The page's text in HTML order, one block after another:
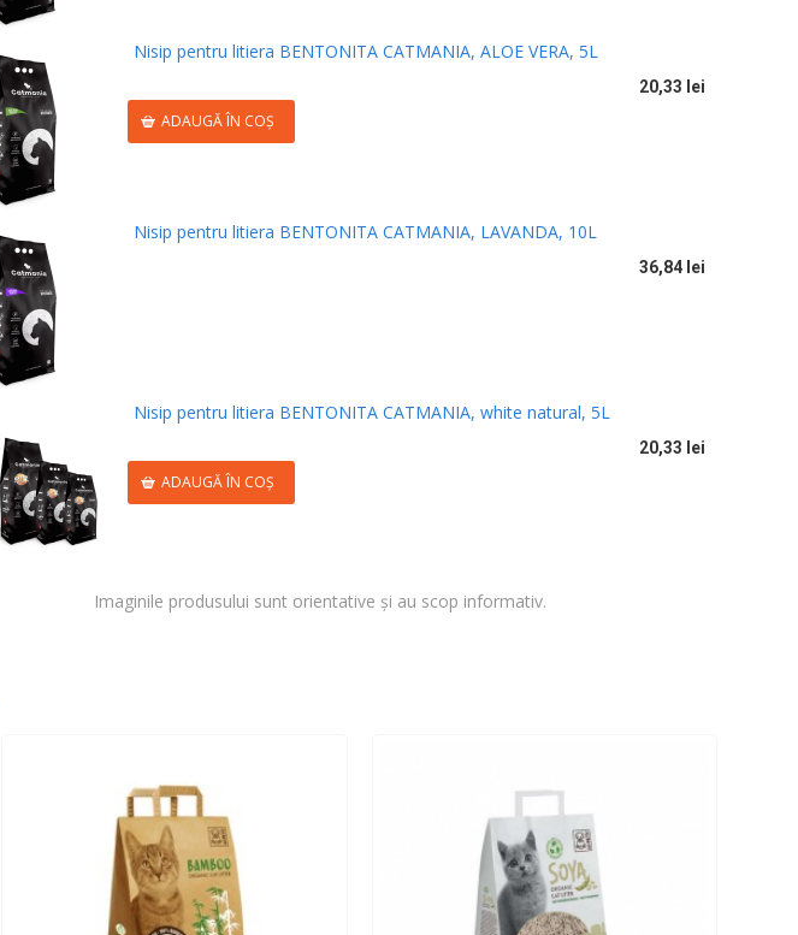
Nisip pentru litiera BENTONITA CATMANIA, ALOE VERA, 5L
20,33 lei
ADAUGĂ ÎN COŞ
Nisip pentru litiera BENTONITA CATMANIA, LAVANDA, 10L
36,84 lei
Nisip pentru litiera BENTONITA CATMANIA, white natural, 5L
20,33 lei
ADAUGĂ ÎN COŞ
Imaginile produsului sunt orientative și au scop informativ.